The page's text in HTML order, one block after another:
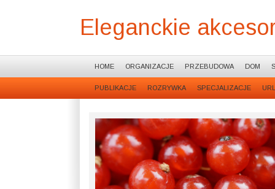
Eleganckie
HOME ORGANIZACJE PRZEBUDOWA DOM
PUBLIKACJE ROZRYWKA SPECJALIZACJE